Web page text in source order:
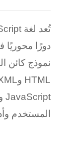
دورًا
المستخدم